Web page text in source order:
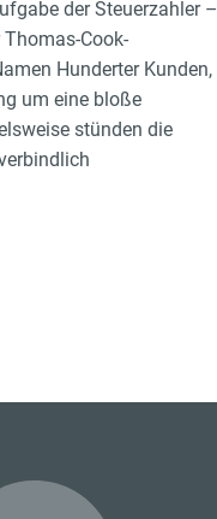
der Steuerzahler –
Cook-
Hunderter Kunden,
um eine bloße
stünden die